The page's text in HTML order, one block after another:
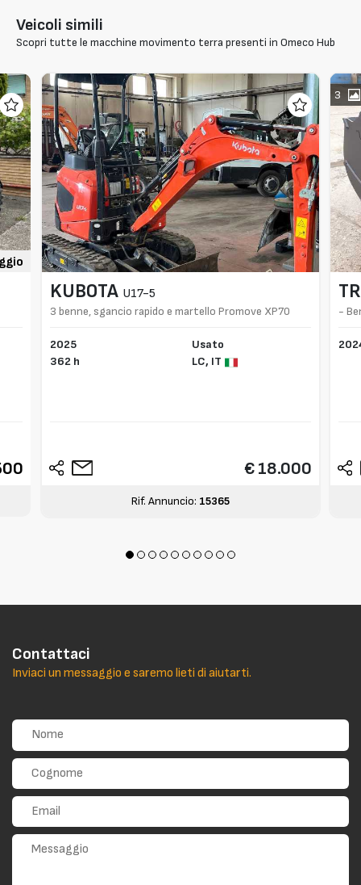
Veicoli simili
Scopri tutte le macchine movimento terra presenti in Omeco Hub
KUBOTA U17-5
3 benne, sgancio rapido e martello Promove XP70
2025
362 h
Usato
LC, IT
€ 18.000
Rif. Annuncio: 15365
3
-
Contattaci
Inviaci un messaggio e saremo lieti di aiutarti.